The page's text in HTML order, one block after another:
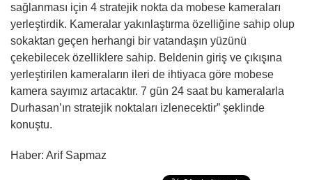
sağlanması için 4 stratejik nokta da mobese kameraları
yerleştirdik. Kameralar yakınlaştırma özelliğine sahip olup
sokaktan geçen herhangi bir vatandaşın yüzünü
çekebilecek özelliklere sahip. Beldenin giriş ve çıkışına
yerleştirilen kameraların ileri de ihtiyaca göre mobese
kamera sayımız artacaktır. 7 gün 24 saat bu kameralarla
Durhasan’ın stratejik noktaları izlenecektir” şeklinde
konuştu.
Haber: Arif Sapmaz